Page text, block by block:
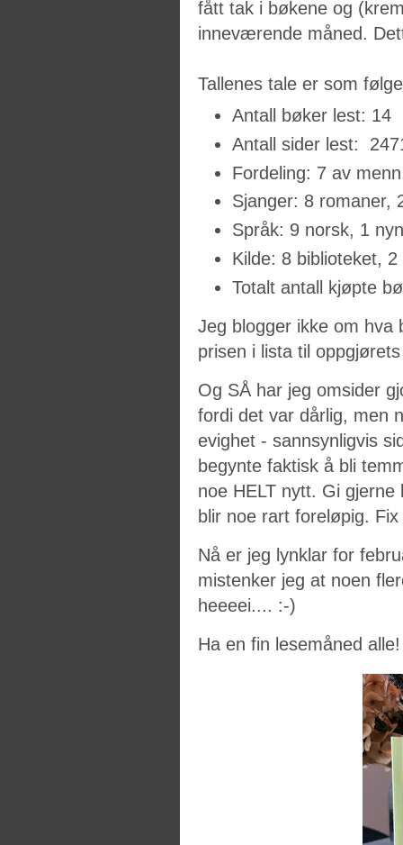
fått tak i bøkene og
inneværende måned.
Tallenes tale er som
Antall bøker lest: 14
Antall sider lest:
Fordeling: 7 av
Sjanger: 8 romaner,
Språk: 9 norsk, 1
Kilde: 8 biblioteket,
Totalt antall kjøpte
Jeg blogger ikke om
prisen i lista til
Og SÅ har jeg omsider
fordi det var dårlig, men
evighet - sannsynligvis
begynte faktisk å bli
noe HELT nytt. Gi
blir noe rart foreløpig.
Nå er jeg lynklar for
mistenker jeg at noen
heeeei.... :-)
Ha en fin lesemåned alle!